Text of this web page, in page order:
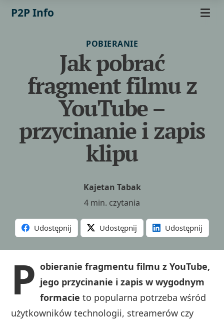
P2P Info
POBIERANIE
Jak pobrać
fragment filmu z
YouTube –
przycinanie i zapis
klipu
Kajetan Tabak
4 min. czytania
Udostępnij Udostępnij Udostępnij
P obieranie fragmentu filmu z YouTube,
jego przycinanie i zapis w wygodnym
formacie to popularna potrzeba wśród
użytkowników technologii, streamerów czy